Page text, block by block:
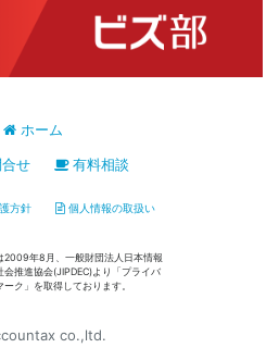
ホーム
せ
有料相談
方針 個人情報の取扱い
2009年8月、一般財団法人日本情報
会推進協会(JIPDEC)より「プライバ
ーク」を取得しております。
co.,ltd.